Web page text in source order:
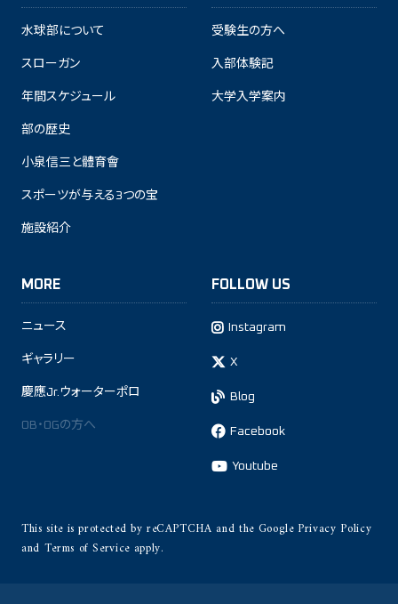
水球部について
スローガン
年間スケジュール
部の歴史
小泉信三と體育會
スポーツが与える3つの宝
施設紹介
受験生の方へ
入部体験記
大学入学案内
MORE
ニュース
ギャラリー
慶應Jr.ウォーターポロ
OB・OGの方へ
FOLLOW US
Instagram
X
Blog
Facebook
Youtube
This site is protected by reCAPTCHA and the Google Privacy Policy
and Terms of Service apply.